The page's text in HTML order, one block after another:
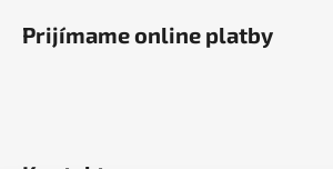
Prijímame online platby